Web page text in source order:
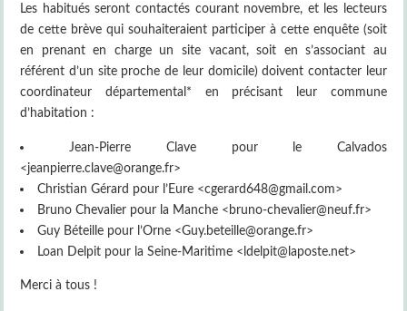
Les habitués seront contactés courant novembre, et les lecteurs
de cette brève qui souhaiteraient participer à cette enquête (soit
en prenant en charge un site vacant, soit en s’associant au
référent d’un site proche de leur domicile) doivent contacter leur
coordinateur départemental* en précisant leur commune
d’habitation :
Jean-Pierre Clave pour le Calvados
<jeanpierre.clave@orange.fr>
Christian Gérard pour l’Eure <cgerard648@gmail.com>
Bruno Chevalier pour la Manche <bruno-chevalier@neuf.fr>
Guy Béteille pour l’Orne <Guy.beteille@orange.fr>
Loan Delpit pour la Seine-Maritime <ldelpit@laposte.net>
Merci à tous !